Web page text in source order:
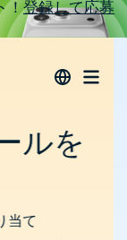
！登録して応募
ーン
登録